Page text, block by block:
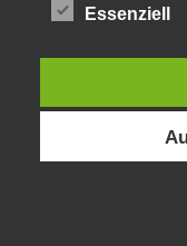
Mittagstisch für
Rosengarten,
Essenziell